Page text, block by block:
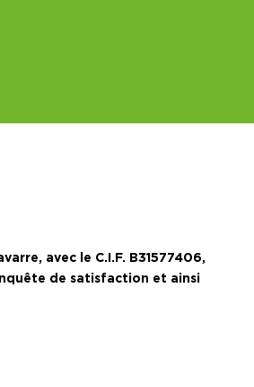
avec le C.I.F. B31577406,
de satisfaction et ainsi